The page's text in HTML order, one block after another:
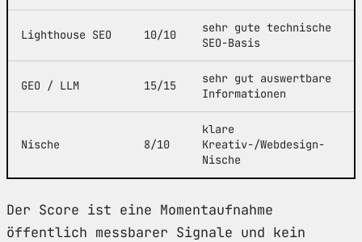
Lighthouse SEO 10/10
sehr gute technische
SEO-Basis
GEO / LLM 15/15
sehr gut auswertbare
Informationen
Nische 8/10
klare
Kreativ-/Webdesign-
Nische
Der Score ist eine Momentaufnahme
öffentlich messbarer Signale und kein